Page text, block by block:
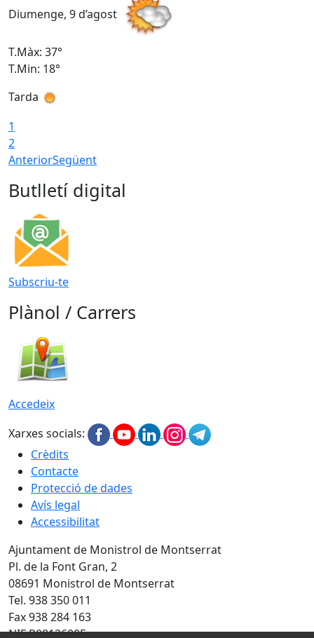
Diumenge, 9 d’agost
T.Màx: 37°
T.Min: 18°
Tarda
1
2
AnteriorSegüent
Butlletí digital
Subscriu-te
Plànol / Carrers
Accedeix
Xarxes socials:
Crèdits
Contacte
Protecció de dades
Avís legal
Accessibilitat
Ajuntament de Monistrol de Montserrat
Pl. de la Font Gran, 2
08691 Monistrol de Montserrat
Tel. 938 350 011
Fax 938 284 163
NIF P0812600E